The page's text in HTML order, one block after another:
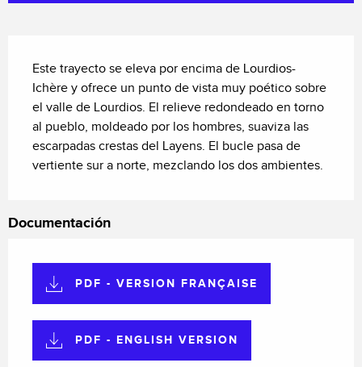
Este trayecto se eleva por encima de Lourdios-
Ichère y ofrece un punto de vista muy poético sobre
el valle de Lourdios. El relieve redondeado en torno
al pueblo, moldeado por los hombres, suaviza las
escarpadas crestas del Layens. El bucle pasa de
vertiente sur a norte, mezclando los dos ambientes.
Documentación
PDF - VERSION FRANÇAISE
PDF - ENGLISH VERSION